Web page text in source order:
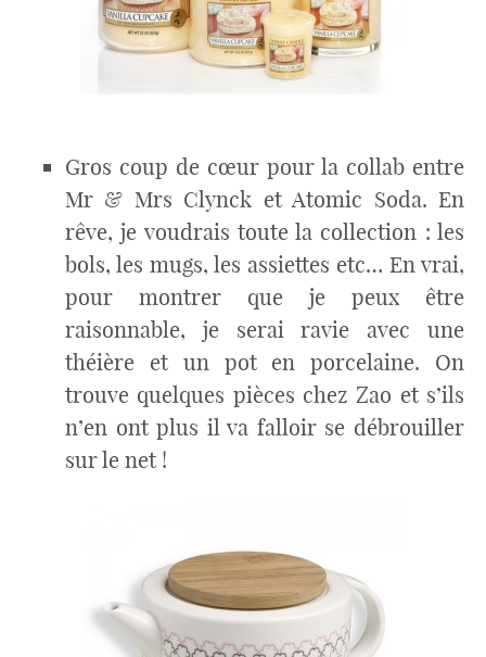
Gros coup de cœur pour la collab entre
Mr & Mrs Clynck et Atomic Soda. En
rêve, je voudrais toute la collection : les
bols, les mugs, les assiettes etc… En vrai,
pour montrer que je peux être
raisonnable, je serai ravie avec une
théière et un pot en porcelaine. On
trouve quelques pièces chez Zao et s’ils
n’en ont plus il va falloir se débrouiller
sur le net !